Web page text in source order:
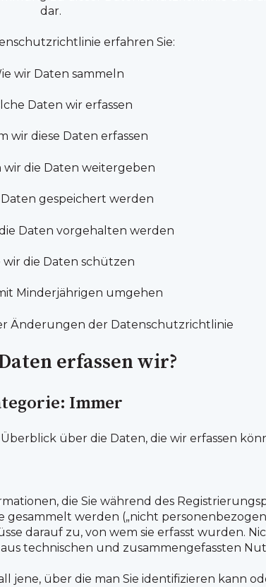
dar.
erfahren Sie:
wir Daten sammeln
Daten wir erfassen
wir diese Daten erfassen
wir die Daten weitergeben
gespeichert werden
Daten vorgehalten werden
wir die Daten schützen
Minderjährigen umgehen
Änderungen der Datenschutzrichtlinie
erfassen wir?
Immer
über die Daten, die wir erfassen
die Sie während des
werden („nicht
darauf zu, von wem sie erfasst wurden.
technischen und zusammengefassten
jene, über die man Sie identifizieren kann